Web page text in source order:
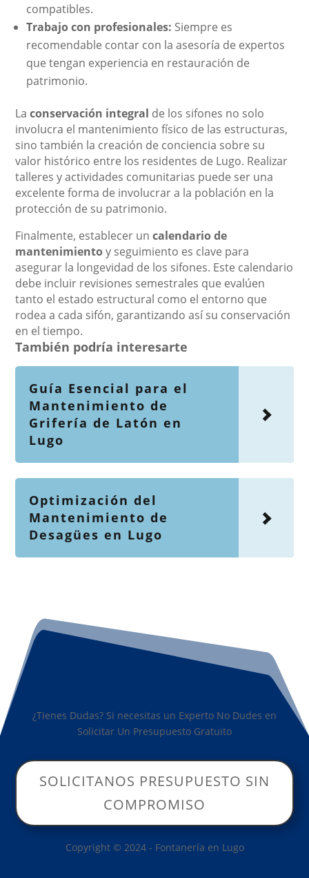
compatibles.
Trabajo con profesionales: Siempre es
recomendable contar con la asesoría de expertos
que tengan experiencia en restauración de
patrimonio.
Laconservación integral de los sifones no solo
involucra el mantenimiento físico de las estructuras,
sino también la creación de conciencia sobre su
valor histórico entre los residentes de Lugo. Realizar
talleres y actividades comunitarias puede ser una
excelente forma de involucrar a la población en la
protección de su patrimonio.
Finalmente, establecer uncalendario de
mantenimientoy seguimiento es clave para
asegurar la longevidad de los sifones. Este calendario
debe incluir revisiones semestrales que evalúen
tanto el estado estructural como el entorno que
rodea a cada sifón, garantizando así su conservación
en el tiempo.
También podría interesarte
Guía Esencial para el
Mantenimiento de
Grifería de Latón en
Lugo
Optimización del
Mantenimiento de
Desagües en Lugo
¿Tienes Dudas? Si necesitas un Experto No Dudes en
Solicitar Un Presupuesto Gratuito
SOLICITANOS PRESUPUESTO SIN
COMPROMISO
Copyright © 2024 - Fontanería en Lugo